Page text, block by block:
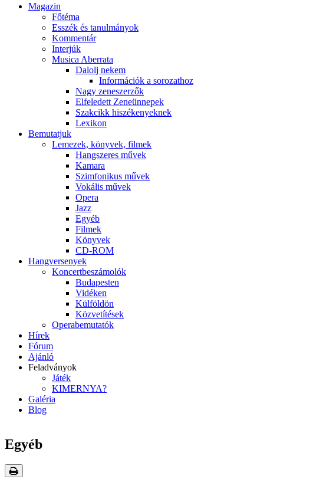
Magazin
Főtéma
Esszék és tanulmányok
Kommentár
Interjúk
Musica Aberrata
Dalolj nekem
Információk a sorozathoz
Nagy zeneszerzők
Elfeledett Zeneünnepek
Szakcikk hiszékenyeknek
Lexikon
Bemutatjuk
Lemezek, könyvek, filmek
Hangszeres művek
Kamara
Szimfonikus művek
Vokális művek
Opera
Jazz
Egyéb
Filmek
Könyvek
CD-ROM
Hangversenyek
Koncertbeszámolók
Budapesten
Vidéken
Külföldön
Közvetítések
Operabemutatók
Hírek
Fórum
Ajánló
Feladványok
Játék
KIMERNYA?
Galéria
Blog
Egyéb